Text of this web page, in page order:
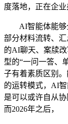
度落地，正在企业
AI智能体能够
部分材料流转、
的AI聊天、案牍
型的“一问一答、
子有着素质区别
的运转模式，AI
是可以或许自从
而2026年之后，